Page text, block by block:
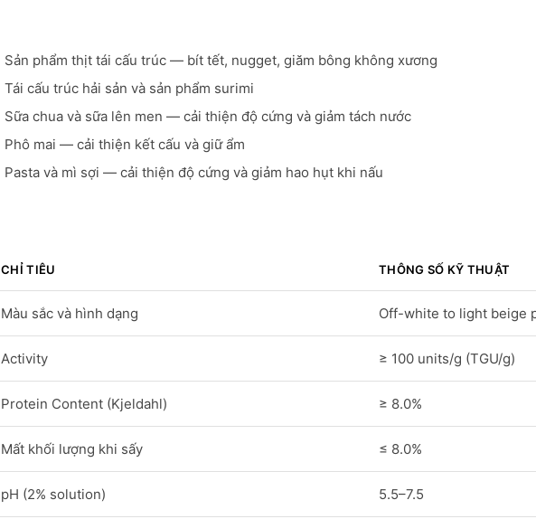
Sản phẩm thịt tái cấu trúc — bít tết, nugget, giăm bông không xương
Tái cấu trúc hải sản và sản phẩm surimi
Sữa chua và sữa lên men — cải thiện độ cứng và giảm tách nước
Phô mai — cải thiện kết cấu và giữ ẩm
Pasta và mì sợi — cải thiện độ cứng và giảm hao hụt khi nấu
CHỈ TIÊU THÔNG SỐ KỸ THUẬT
Màu sắc và hình dạng Off-white to light beige
Activity ≥ 100 units/g (TGU/g)
Protein Content (Kjeldahl) ≥ 8.0%
Mất khối lượng khi sấy ≤ 8.0%
pH (2% solution) 5.5–7.5